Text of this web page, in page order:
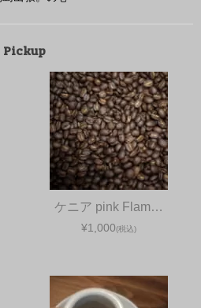
Pickup
ケニア pink Flam…
¥1,000(税込)